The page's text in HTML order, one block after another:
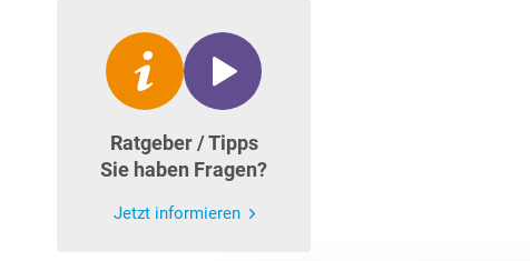
Ratgeber / Tipps
Sie haben Fragen?
Jetzt informieren